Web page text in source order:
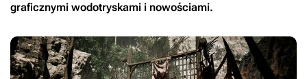
graficznymi wodotryskami i nowościami.